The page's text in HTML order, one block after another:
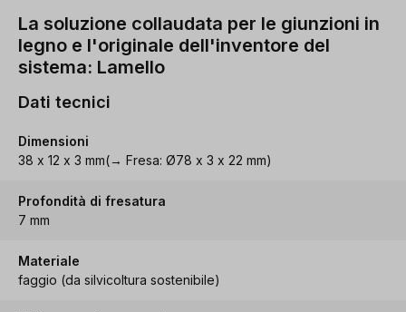
La soluzione collaudata per le giunzioni in
legno e l'originale dell'inventore del
sistema: Lamello
Dati tecnici
Dimensioni
38 x 12 x 3 mm(→ Fresa: Ø78 x 3 x 22 mm)
Profondità di fresatura
7 mm
Materiale
faggio (da silvicoltura sostenibile)